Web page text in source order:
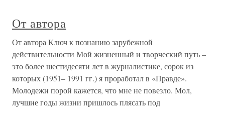
От автора
От автора Ключ к познанию зарубежной
действительности Мой жизненный и творческий путь –
это более шестидесяти лет в журналистике, сорок из
которых (1951– 1991 гг.) я проработал в «Правде».
Молодежи порой кажется, что мне не повезло. Мол,
лучшие годы жизни пришлось плясать под